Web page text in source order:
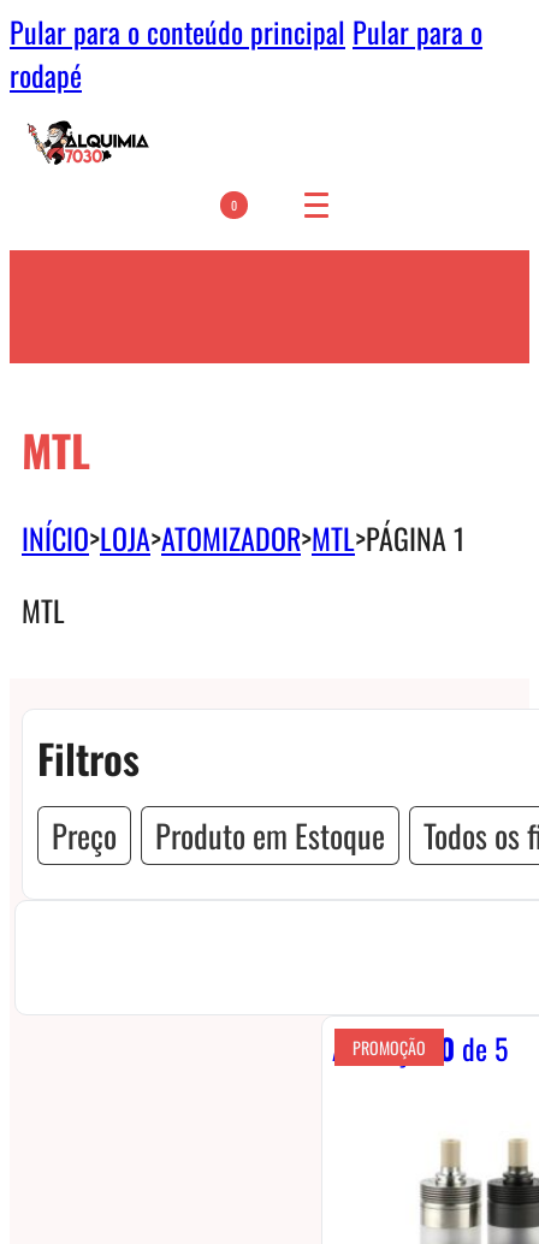
Pular para o conteúdo principal Pular para o
rodapé
0
MTL
INÍCIO>LOJA>ATOMIZADOR>MTL>PÁGINA 1
MTL
Filtros
Preço Produto em Estoque Todos os
Avaliação 0 de 5
PROMOÇÃO